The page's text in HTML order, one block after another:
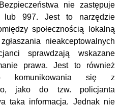
nie zastępuje
lub 997. Jest to narzędzie
społecznością lokalną
nieakceptowalnych
sprawdzają wskazane
prawa. Jest to również
komunikowania się z
jako do tzw. policjanta
taka informacja. Jednak nie